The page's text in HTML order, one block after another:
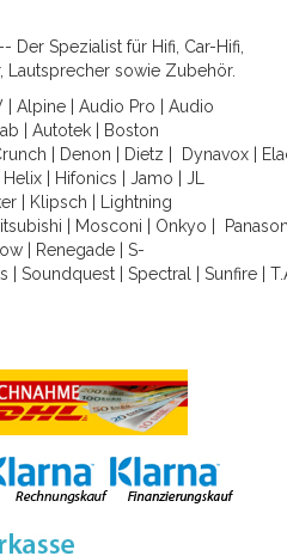
Der Spezialist für Hifi, Car-Hifi,
Lautsprecher sowie Zubehör.
| Alpine| Audio Pro
Audio
Autotek
Boston
Denon Dietz Dynavox
Helix Hifonics Jamo
JL
| Klipsch
Lightning
Mosconi Onkyo
| Renegade| S-
Soundquest Spectral Sunfire